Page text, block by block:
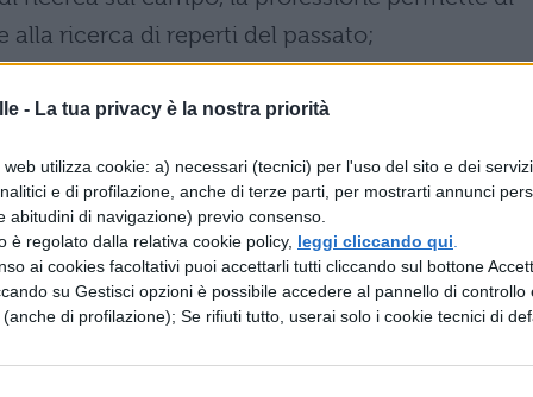
- La tua privacy è la nostra priorità
utilizza cookie: a) necessari (tecnici) per l'uso del sito e dei
e di profilazione, anche di terze parti, per mostrarti annunci
abitudini di navigazione) previo consenso.
è regolato dalla relativa cookie policy, leggi cliccando qui
ai cookies facoltativi puoi accettarli tutti cliccando sul bottone
su Gestisci opzioni è possibile accedere al pannello di controllo
di profilazione); Se rifiuti tutto, userai solo i cookie tecnici di
alla ricerca di reperti del passato;
professionista appassionato di sport è
alla ricerca di nuovi talenti;
è responsabile di tutti i cantieri e delle grandi
viene ospitata da una famiglia straniera e ha il
da babysitter e da supporto per la vita di